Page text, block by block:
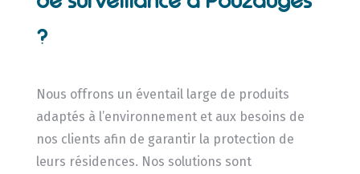
?
Nous offrons un éventail large de produits
adaptés à l’environnement et aux besoins de
nos clients afin de garantir la protection de
leurs résidences. Nos solutions sont